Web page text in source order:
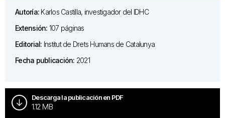
Autoría: Karlos Castilla, investigador del IDHC
Extensión: 107 páginas
Editorial: Institut de Drets Humans de Catalunya
Fecha publicación: 2021
Descarga la publicación en PDF
1.12 MB